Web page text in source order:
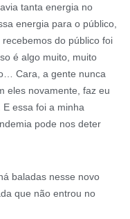
tanta energia no
energia para o público,
do público foi
é algo muito, muito
Cara, a gente nunca
eles novamente, faz eu
essa foi a minha
pode nos deter
baladas nesse novo
que não entrou no